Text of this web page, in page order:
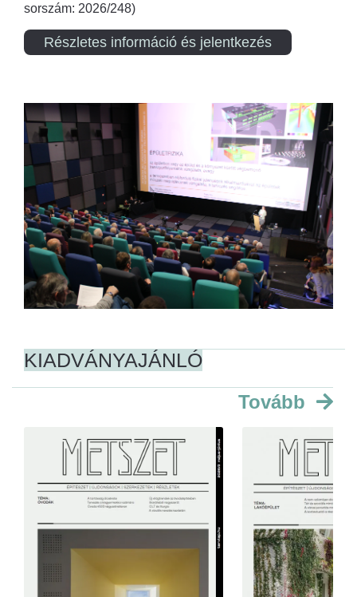
sorszám: 2026/248)
Részletes információ és jelentkezés
KIADVÁNYAJÁNLÓ
Tovább